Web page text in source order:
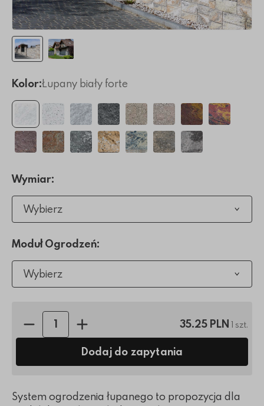
Kolor:Łupany biały forte
Wymiar:
Wybierz
Moduł Ogrodzeń:
Wybierz
Ilość sztuk: 35.25 PLN 1 szt.
Dodaj do zapytania
System ogrodzenia łupanego to propozycja dla